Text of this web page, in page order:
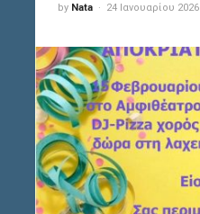
by Nata 24 Ιανουαρίου 2026